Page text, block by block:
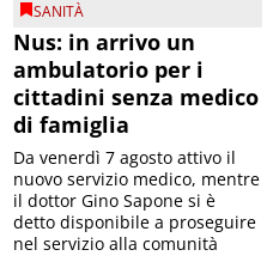
SANITÀ
Nus: in arrivo un
ambulatorio per i
cittadini senza medico
di famiglia
Da venerdì 7 agosto attivo il
nuovo servizio medico, mentre
il dottor Gino Sapone si è
detto disponibile a proseguire
nel servizio alla comunità